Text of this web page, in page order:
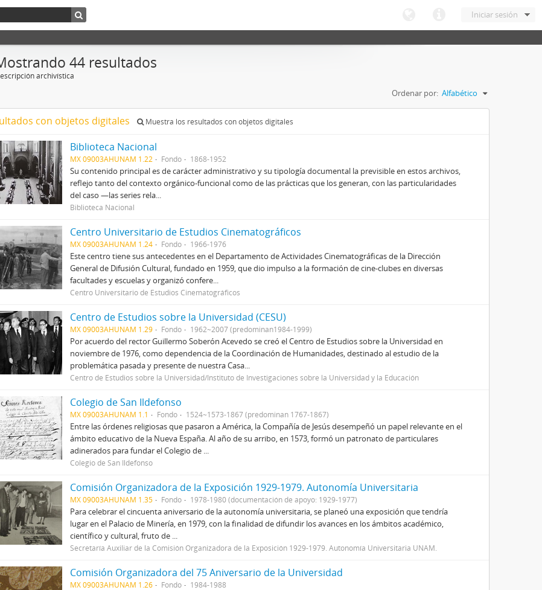
Iniciar sesión
44 resultados
archivística
Ordenar por: Alfabético
con objetos digitales Muestra los resultados con objetos digitales
Biblioteca Nacional
MX 09003AHUNAM 1.22 Fondo 1868-1952
Su contenido principal es de carácter administrativo y su tipología documental la previsible en estos archivos,
reflejo tanto del contexto orgánico-funcional como de las prácticas que los generan, con las particularidades
del caso —las series rela...
Biblioteca Nacional
Centro Universitario de Estudios Cinematográficos
MX 09003AHUNAM 1.24 Fondo 1966-1976
Este centro tiene sus antecedentes en el Departamento de Actividades Cinematográficas de la Dirección
General de Difusión Cultural, fundado en 1959, que dio impulso a la formación de cine-clubes en diversas
facultades y escuelas y organizó confere...
Centro Universitario de Estudios Cinematográficos
Centro de Estudios sobre la Universidad (CESU)
MX 09003AHUNAM 1.29 Fondo 1962~2007 (predominan1984-1999)
Por acuerdo del rector Guillermo Soberón Acevedo se creó el Centro de Estudios sobre la Universidad en
noviembre de 1976, como dependencia de la Coordinación de Humanidades, destinado al estudio de la
problemática pasada y presente de nuestra Casa...
Centro de Estudios sobre la Universidad/Instituto de Investigaciones sobre la Universidad y la Educación
Colegio de San Ildefonso
MX 09003AHUNAM 1.1 Fondo 1524~1573-1867 (predominan 1767-1867)
Entre las órdenes religiosas que pasaron a América, la Compañía de Jesús desempeñó un papel relevante en el
ámbito educativo de la Nueva España. Al año de su arribo, en 1573, formó un patronato de particulares
adinerados para fundar el Colegio de ...
Colegio de San Ildefonso
Comisión Organizadora de la Exposición 1929-1979. Autonomía Universitaria
MX 09003AHUNAM 1.35 Fondo 1978-1980 (documentación de apoyo: 1929-1977)
Para celebrar el cincuenta aniversario de la autonomía universitaria, se planeó una exposición que tendría
lugar en el Palacio de Minería, en 1979, con la finalidad de difundir los avances en los ámbitos académico,
científico y cultural, fruto de ...
Secretaría Auxiliar de la Comisión Organizadora de la Exposición 1929-1979. Autonomía Universitaria UNAM.
Comisión Organizadora del 75 Aniversario de la Universidad
MX 09003AHUNAM 1.26 Fondo 1984-1988